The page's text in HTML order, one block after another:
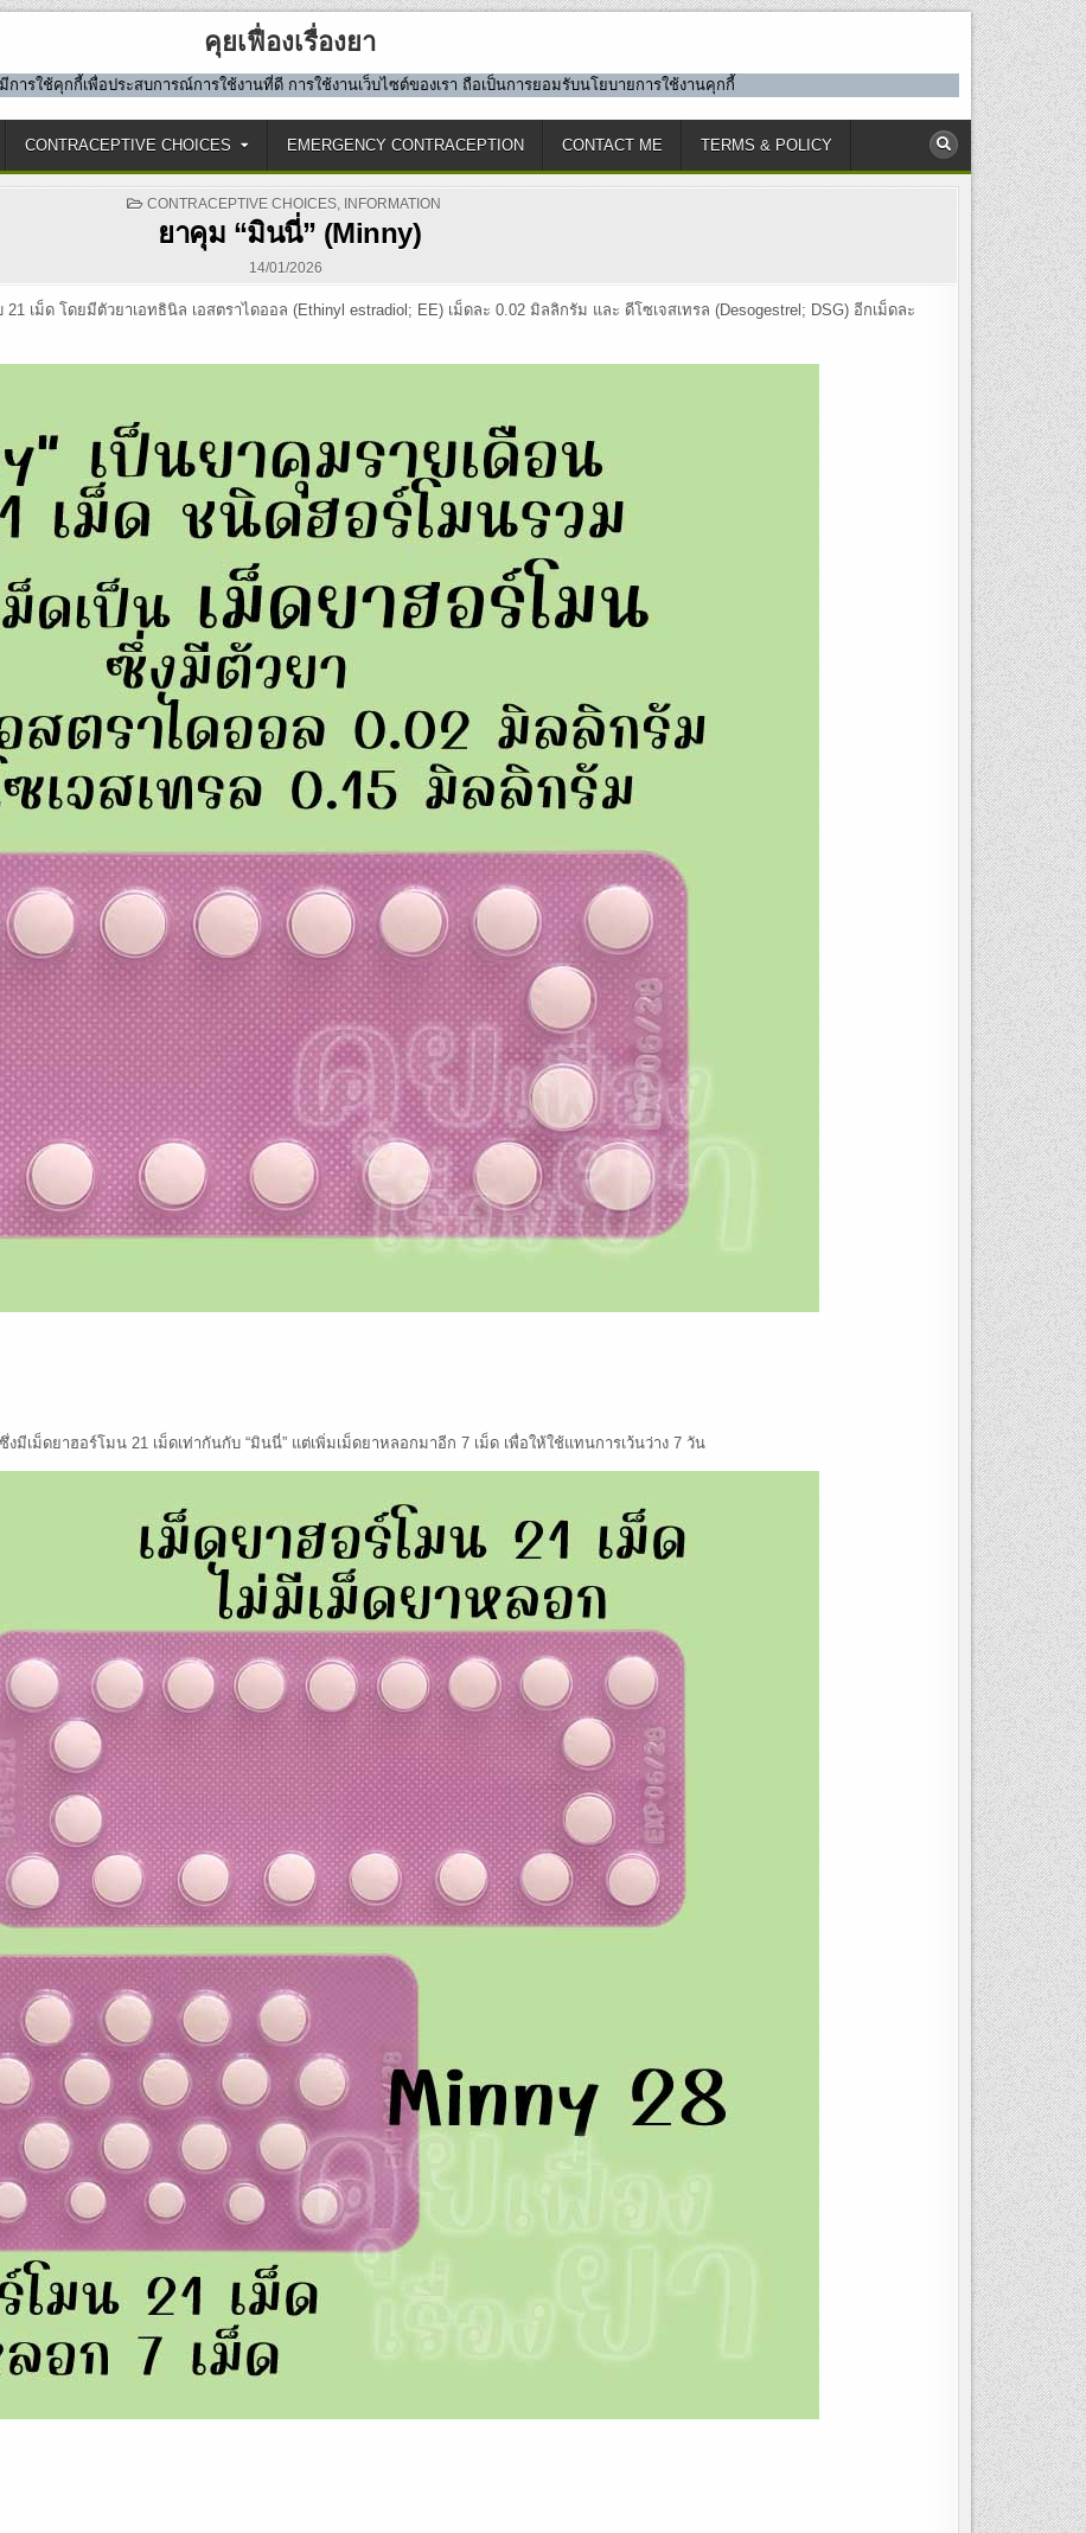
คุยเฟื่องเรื่องยา
มีการใช้คุกกี้เพื่อประสบการณ์การใช้งานที่ดี การใช้งานเว็บไซต์ของเรา ถือเป็นการยอมรับนโยบายการใช้งานคุกกี้
CONTRACEPTIVE CHOICES EMERGENCY CONTRACEPTION CONTACT ME TERMS & POLICY
POSTED
CONTRACEPTIVE CHOICES, INFORMATION
ยาคุม “มินนี่” (Minny)
14/01/2026
เม็ด โดยมีตัวยาเอทธินิล เอสตราไดออล (Ethinyl estradiol; EE) เม็ดละ 0.02 มิลลิกรัม และ ดีโซเจสเทรล (Desogestrel; DSG) อีกเม็ดละ
มีเม็ดยาฮอร์โมน 21 เม็ดเท่ากันกับ “มินนี่” แต่เพิ่มเม็ดยาหลอกมาอีก 7 เม็ด เพื่อให้ใช้แทนการเว้นว่าง 7 วัน